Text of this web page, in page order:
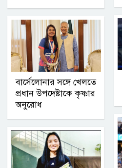
বার্সেলোনার সঙ্গে খেলতে
প্রধান উপদেষ্টাকে কৃষ্ণার
অনুরোধ